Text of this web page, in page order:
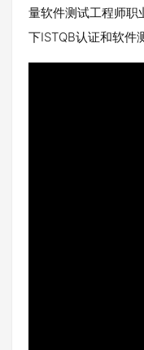
量软件测试工程师职
下ISTQB认证和软件